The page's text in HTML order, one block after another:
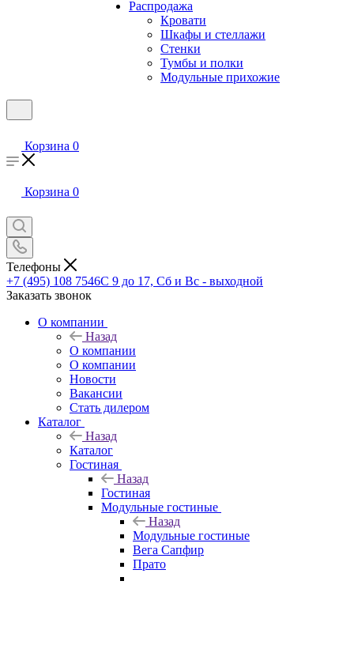
Распродажа
Кровати
Шкафы и стеллажи
Стенки
Тумбы и полки
Модульные прихожие
Корзина 0
Корзина 0
Телефоны
+7 (495) 108 7546С 9 до 17, Сб и Вс - выходной
Заказать звонок
О компании
Назад
О компании
О компании
Новости
Вакансии
Стать дилером
Каталог
Назад
Каталог
Гостиная
Назад
Гостиная
Модульные гостиные
Назад
Модульные гостиные
Вега Сапфир
Прато